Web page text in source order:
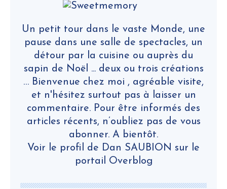
Un petit tour dans le vaste Monde, une
pause dans une salle de spectacles, un
détour par la cuisine ou auprès du
sapin de Noël ... deux ou trois créations
… Bienvenue chez moi , agréable visite,
et n'hésitez surtout pas à laisser un
commentaire. Pour être informés des
articles récents, n’oubliez pas de vous
abonner. A bientôt.
Voir le profil de Dan SAUBION sur le
portail Overblog